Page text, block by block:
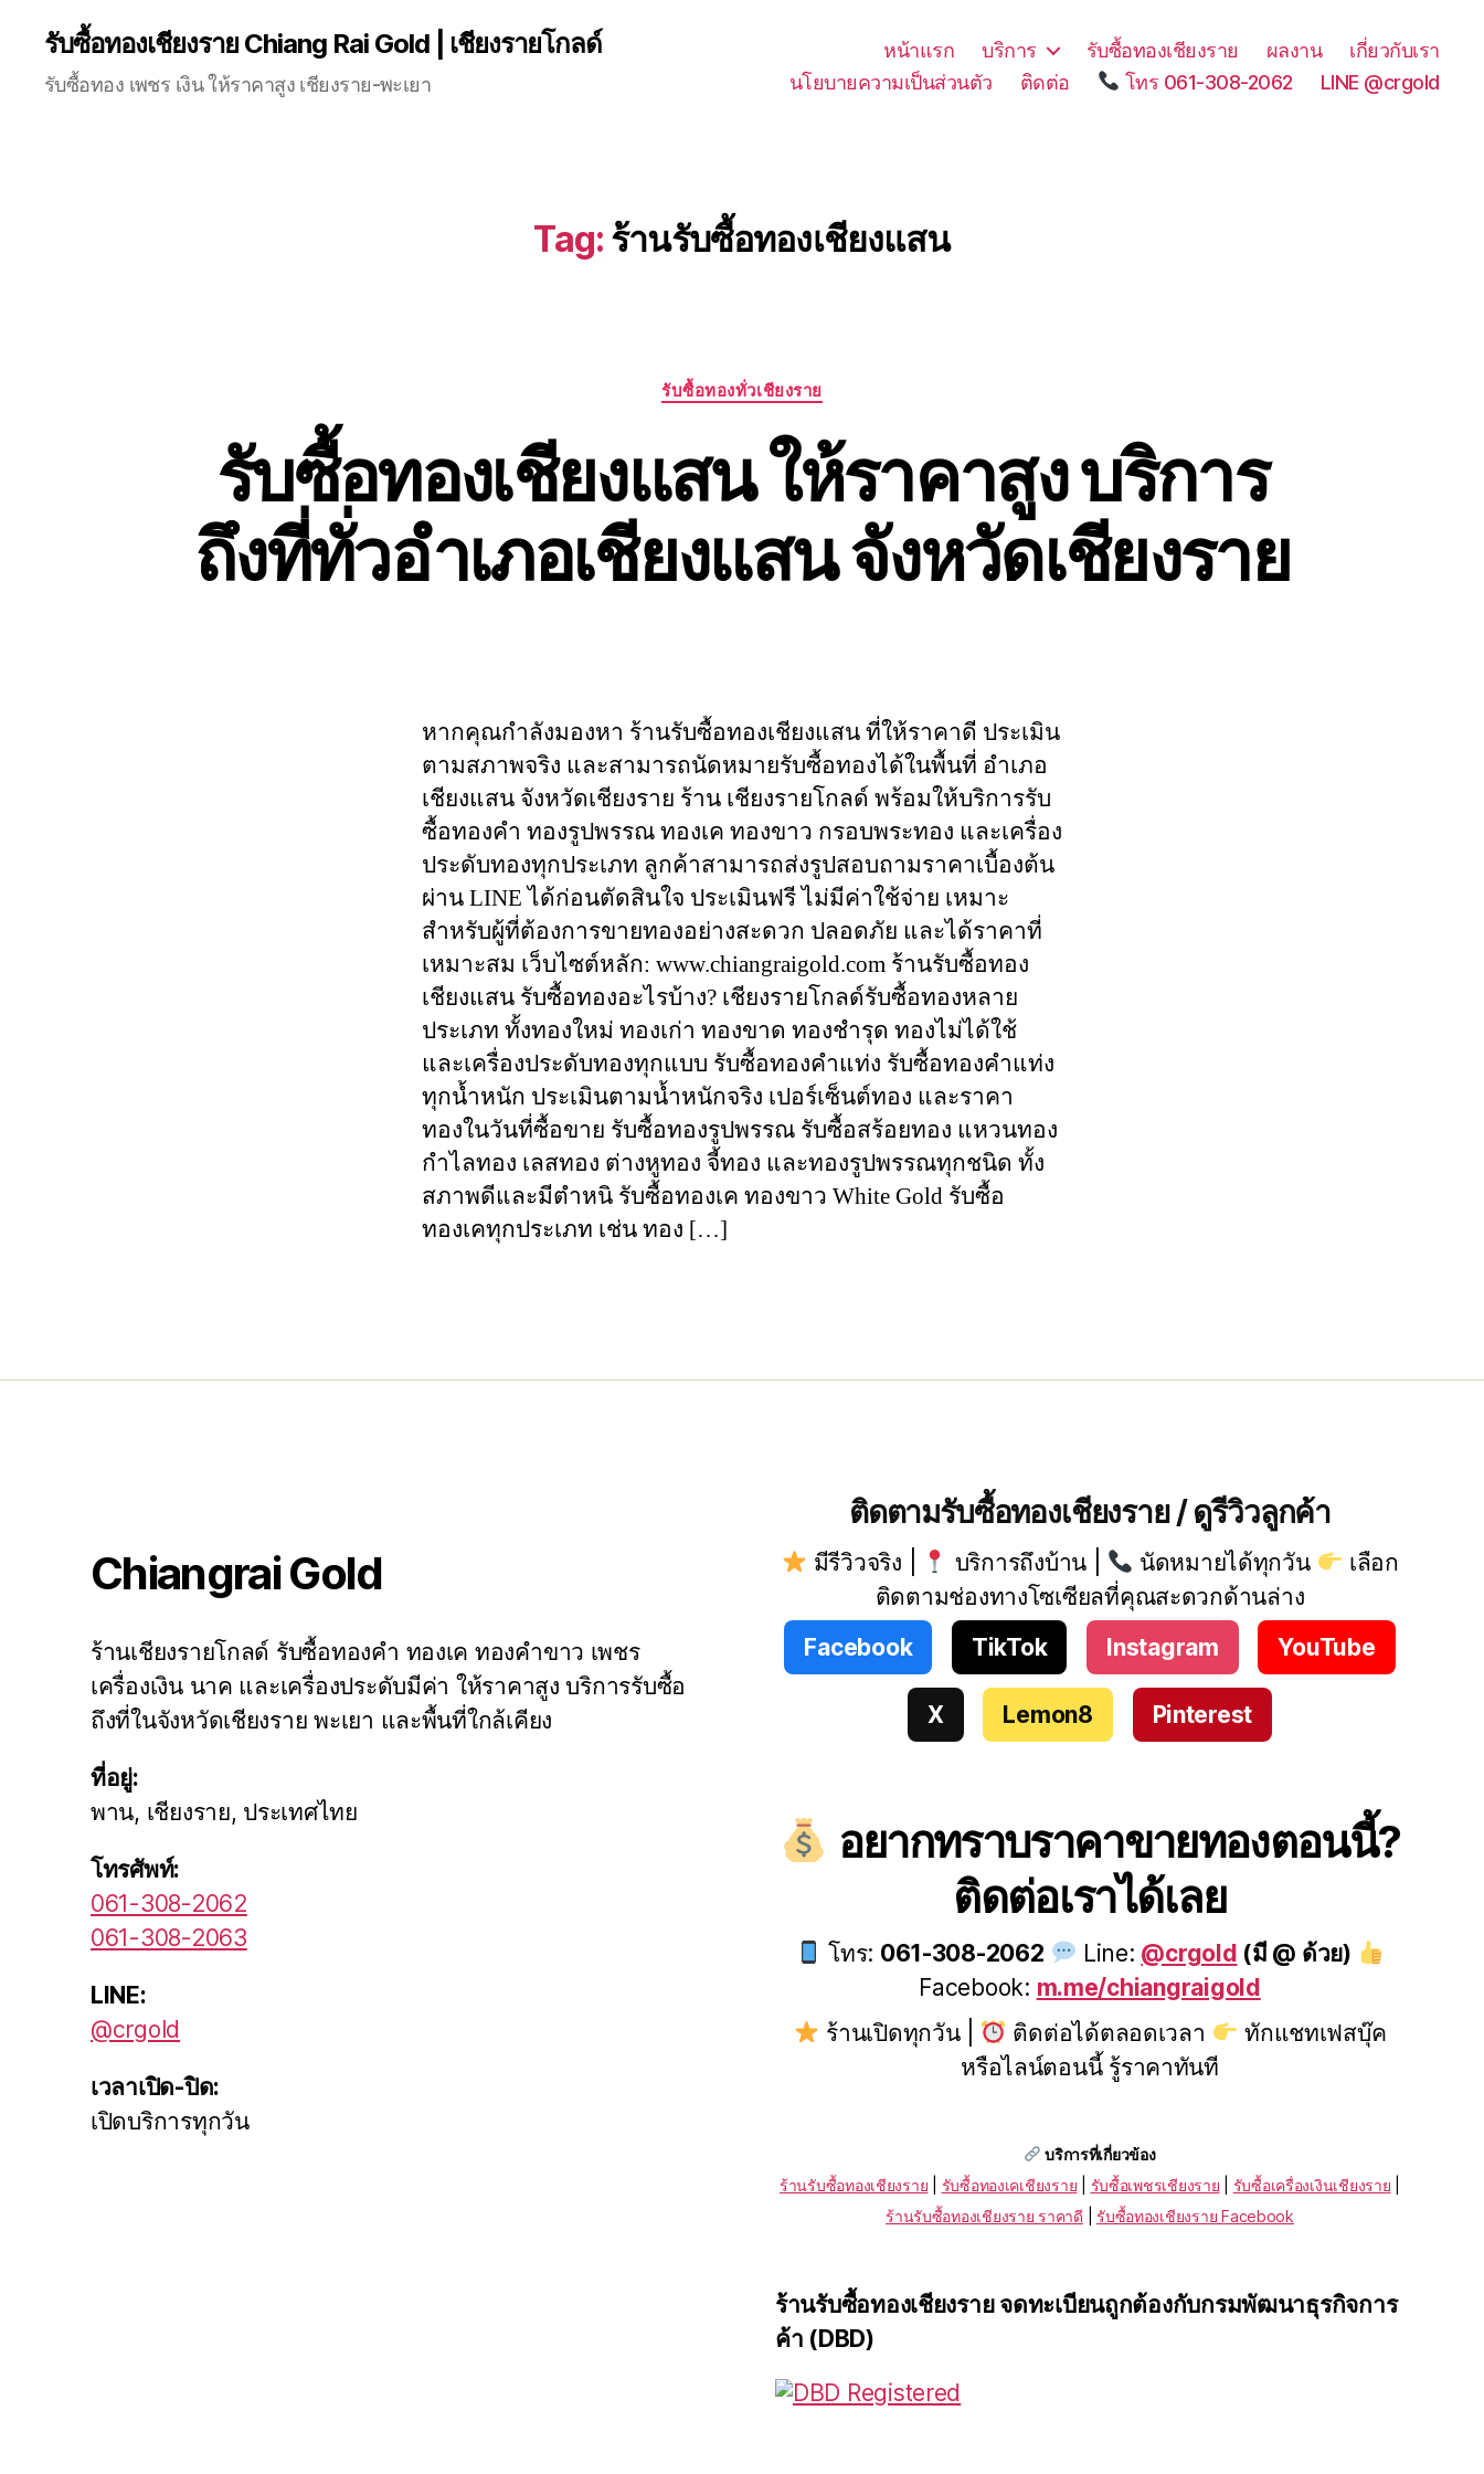
รับซื้อทองเชียงราย Chiang Rai Gold | เชียงรายโกลด์
รับซื้อทอง เพชร เงิน ให้ราคาสูง เชียงราย-พะเยา
หน้าแรก บริการ รับซื้อทองเชียงราย ผลงาน
เกี่ยวกับเรา
นโยบายความเป็นส่วนตัว
ติดต่อ โทร 061-308-2062 LINE @crgold
Tag: ร้านรับซื้อทองเชียงแสน
Categories
รับซื้อทองทั่วเชียงราย
รับซื้อทองเชียงแสน ให้ราคาสูง บริการ
ถึงที่ทั่วอำเภอเชียงแสน จังหวัดเชียงราย
หากคุณกำลังมองหา ร้านรับซื้อทองเชียงแสน ที่ให้ราคาดี ประเมิน
ตามสภาพจริง และสามารถนัดหมายรับซื้อทองได้ในพื้นที่ อำเภอ
เชียงแสน จังหวัดเชียงราย ร้าน เชียงรายโกลด์ พร้อมให้บริการรับ
ซื้อทองคำ ทองรูปพรรณ ทองเค ทองขาว กรอบพระทอง และเครื่อง
ประดับทองทุกประเภท ลูกค้าสามารถส่งรูปสอบถามราคาเบื้องต้น
ผ่าน LINE ได้ก่อนตัดสินใจ ประเมินฟรี ไม่มีค่าใช้จ่าย เหมาะ
สำหรับผู้ที่ต้องการขายทองอย่างสะดวก ปลอดภัย และได้ราคาที่
เหมาะสม เว็บไซต์หลัก: www.chiangraigold.com ร้านรับซื้อทอง
เชียงแสน รับซื้อทองอะไรบ้าง? เชียงรายโกลด์รับซื้อทองหลาย
ประเภท ทั้งทองใหม่ ทองเก่า ทองขาด ทองชำรุด ทองไม่ได้ใช้
และเครื่องประดับทองทุกแบบ รับซื้อทองคำแท่ง รับซื้อทองคำแท่ง
ทุกน้ำหนัก ประเมินตามน้ำหนักจริง เปอร์เซ็นต์ทอง และราคา
ทองในวันที่ซื้อขาย รับซื้อทองรูปพรรณ รับซื้อสร้อยทอง แหวนทอง
กำไลทอง เลสทอง ต่างหูทอง จี้ทอง และทองรูปพรรณทุกชนิด ทั้ง
สภาพดีและมีตำหนิ รับซื้อทองเค ทองขาว White Gold รับซื้อ
ทองเคทุกประเภท เช่น ทอง […]
Chiangrai Gold
ร้านเชียงรายโกลด์ รับซื้อทองคำ ทองเค ทองคำขาว เพชร
เครื่องเงิน นาค และเครื่องประดับมีค่า ให้ราคาสูง บริการรับซื้อ
ถึงที่ในจังหวัดเชียงราย พะเยา และพื้นที่ใกล้เคียง
ที่อยู่:
พาน, เชียงราย, ประเทศไทย
โทรศัพท์:
061-308-2062
061-308-2063
LINE:
@crgold
เวลาเปิด-ปิด:
เปิดบริการทุกวัน
ติดตามรับซื้อทองเชียงราย / ดูรีวิวลูกค้า
มีรีวิวจริง | บริการถึงบ้าน | นัดหมายได้ทุกวัน
เลือก
ติดตามช่องทางโซเซียลที่คุณสะดวกด้านล่าง
Facebook
TikTok Instagram YouTube
X Lemon8 Pinterest
อยากทราบราคาขายทองตอนนี้?
ติดต่อเราได้เลย
โทร: 061-308-2062 Line: @crgold (มี @ ด้วย)
Facebook: m.me/chiangraigold
ร้านเปิดทุกวัน |
ติดต่อได้ตลอดเวลา
ทักแชทเฟสบุ๊ค
หรือไลน์ตอนนี้ รู้ราคาทันที
บริการที่เกี่ยวข้อง
ร้านรับซื้อทองเชียงราย
รับซื้อทองเคเชียงราย รับซื้อเพชรเชียงราย รับซื้อเครื่องเงินเชียงราย
ร้านรับซื้อทองเชียงราย ราคาดี
รับซื้อทองเชียงราย Facebook
ร้านรับซื้อทองเชียงราย จดทะเบียนถูกต้องกับกรมพัฒนาธุรกิจการ
ค้า (DBD)